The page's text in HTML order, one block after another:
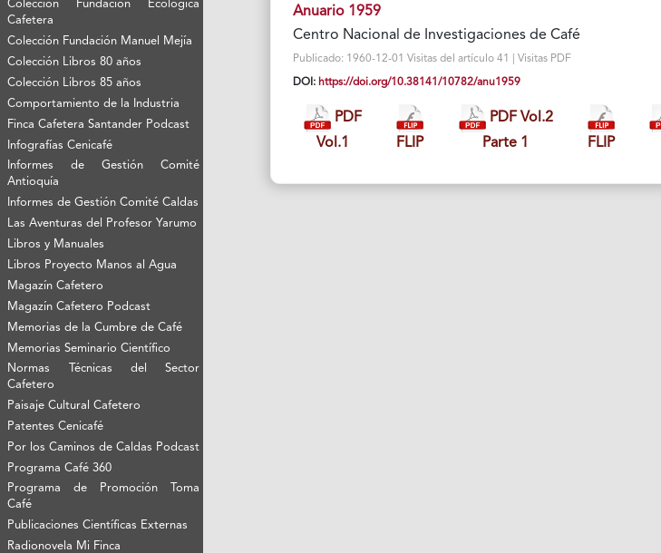
Colección Fundación Ecológica
Cafetera
Colección Fundación Manuel Mejía
Colección Libros 80 años
Colección Libros 85 años
Comportamiento de la Industria
Finca Cafetera Santander Podcast
Infografías Cenicafé
Informes de Gestión Comité
Antioquía
Informes de Gestión Comité Caldas
Las Aventuras del Profesor Yarumo
Libros y Manuales
Libros Proyecto Manos al Agua
Magazín Cafetero
Magazín Cafetero Podcast
Memorias de la Cumbre de Café
Memorias Seminario Científico
Normas Técnicas del Sector
Cafetero
Paisaje Cultural Cafetero
Patentes Cenicafé
Por los Caminos de Caldas Podcast
Programa Café 360
Programa de Promoción Toma
Café
Publicaciones Científicas Externas
Radionovela Mi Finca
Anuario 1959
Centro Nacional de Investigaciones de Café
Publicado: 1960-12-01 Visitas del artículo 41 | Visitas PDF
DOI: https://doi.org/10.38141/10782/anu1959
PDF
Vol.1
FLIP
PDF Vol.2
Parte 1
FLIP